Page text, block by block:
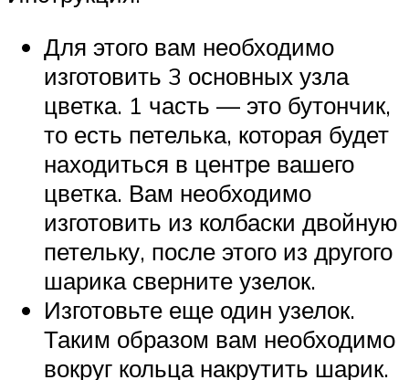
Для этого вам необходимо
изготовить 3 основных узла
цветка. 1 часть — это бутончик,
то есть петелька, которая будет
находиться в центре вашего
цветка. Вам необходимо
изготовить из колбаски двойную
петельку, после этого из другого
шарика сверните узелок.
Изготовьте еще один узелок.
Таким образом вам необходимо
вокруг кольца накрутить шарик.